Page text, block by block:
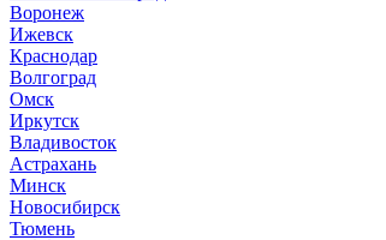
Воронеж
Ижевск
Краснодар
Волгоград
Омск
Иркутск
Владивосток
Астрахань
Минск
Новосибирск
Тюмень